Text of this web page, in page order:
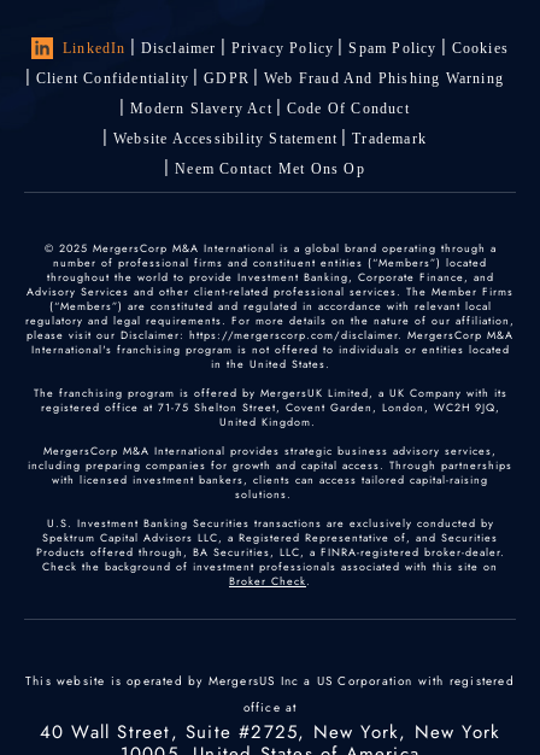
LinkedIn Disclaimer Privacy Policy Spam Policy
Cookies
Client Confidentiality
GDPR
Web Fraud And Phishing Warning
Modern Slavery Act
Code Of Conduct
Website Accessibility Statement
Trademark
Neem Contact Met Ons Op
© 2025 MergersCorp M&A International is a global brand operating through a
number of professional firms and constituent entities (“Members”) located
throughout the world to provide Investment Banking, Corporate Finance, and
Advisory Services and other client-related professional services. The Member Firms
(“Members”) are constituted and regulated in accordance with relevant local
regulatory and legal requirements. For more details on the nature of our affiliation,
please visit our Disclaimer: https://mergerscorp.com/disclaimer. MergersCorp M&A
International's franchising program is not offered to individuals or entities located
in the United States.
The franchising program is offered by MergersUK Limited, a UK Company with its
registered office at 71-75 Shelton Street, Covent Garden, London, WC2H 9JQ,
United Kingdom.
MergersCorp M&A International provides strategic business advisory services,
including preparing companies for growth and capital access. Through partnerships
with licensed investment bankers, clients can access tailored capital-raising
solutions.
U.S. Investment Banking Securities transactions are exclusively conducted by
Spektrum Capital Advisors LLC, a Registered Representative of, and Securities
Products offered through, BA Securities, LLC, a FINRA-registered broker-dealer.
Check the background of investment professionals associated with this site on
Broker Check.
This website is operated by MergersUS Inc a US Corporation with registered
office at
40 Wall Street, Suite #2725, New York, New York